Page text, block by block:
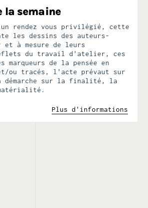
la semaine
un rendez vous privilégié, cette
les dessins des auteurs-
et à mesure de leurs
du travail d'atelier, ces
marqueurs de la pensée en
ou tracés, l'acte prévaut sur
sur la finalité, la
Plus d'informations